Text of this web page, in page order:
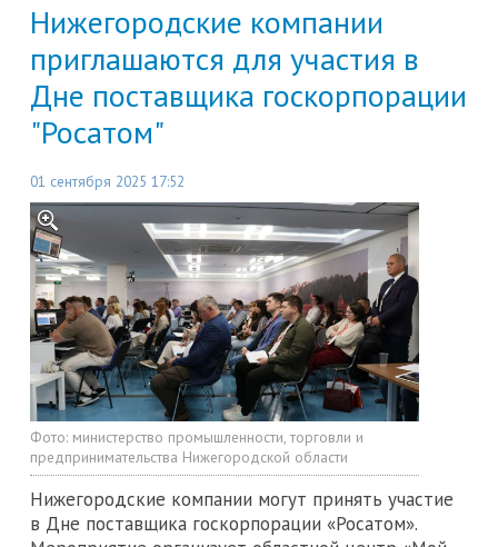
Нижегородские компании
приглашаются для участия в
Дне поставщика госкорпорации
"Росатом"
01 сентября 2025 17:52
Фото: министерство промышленности, торговли и
предпринимательства Нижегородской области
Нижегородские компании могут принять участие
в Дне поставщика госкорпорации «Росатом».